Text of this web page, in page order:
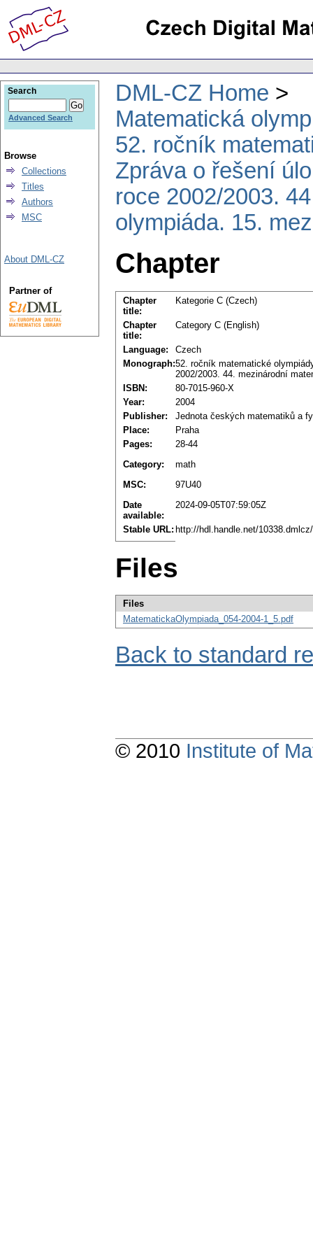
DML-CZ Home
Matematická
52. ročník
Zpráva o řešení
roce 2002/2003.
olympiáda. 15.
Chapter
Chapter
title:
Kategorie C (Czech)
Chapter
title:
Category C (English)
Language:
Czech
Monograph:52. ročník matematické
2002/2003. 44. mezinárodní
ISBN:
80-7015-960-X
Year:
2004
Publisher:
Jednota českých matematiků a
Place:
Praha
Pages:
28-44
Category:
math
MSC:
97U40
Date
available:
2024-09-05T07:59:05Z
Stable URL: http://hdl.handle.net/
Files
Files
MatematickaOlympiada_054-2004-1_5.pdf
Back to standard
Search
Advanced Search
Browse
Collections
Titles
Authors
MSC
About DML-CZ
Partner of
© 2010 Institute of